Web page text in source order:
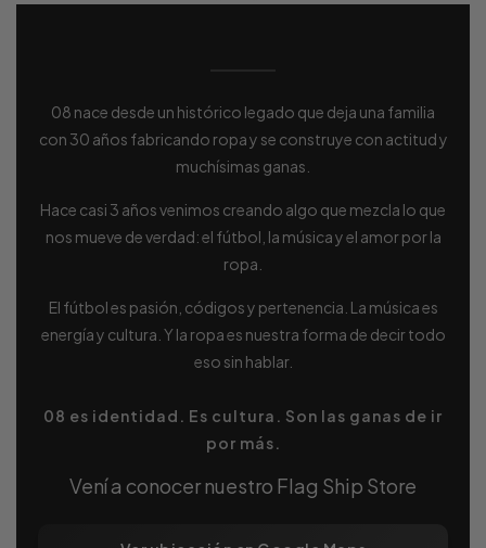
08 nace desde un histórico legado que deja una familia
con 30 años fabricando ropa y se construye con actitud y
muchísimas ganas.
Hace casi 3 años venimos creando algo que mezcla lo que
nos mueve de verdad: el fútbol, la música y el amor por la
ropa.
El fútbol es pasión, códigos y pertenencia. La música es
energía y cultura. Y la ropa es nuestra forma de decir todo
eso sin hablar.
08 es identidad. Es cultura. Son las ganas de ir
por más.
Vení a conocer nuestro Flag Ship Store